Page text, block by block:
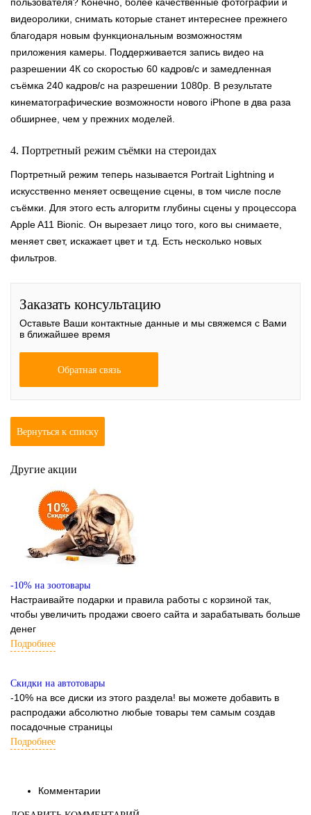
видеоролики, снимать которые станет интереснее прежнего
благодаря новым функциональным возможностям
приложения камеры. Поддерживается запись видео на
разрешении 4К со скоростью 60 кадров/с и замедленная
съёмка 240 кадров/с на разрешении 1080p. В результате
кинематографические возможности нового iPhone в два раза
обширнее, чем у прежних моделей.
4. Портретный режим съёмки на стероидах
Портретный режим теперь называется Portrait Lightning и
искусственно меняет освещение сцены, в том числе после
съёмки. Для этого есть алгоритм глубины сцены у процессора
Apple A11 Bionic. Он вырезает лицо того, кого вы снимаете,
меняет свет, искажает цвет и т.д. Есть несколько новых
фильтров.
Заказать консультацию
Оставьте Ваши контактные данные и мы свяжемся с Вами
в ближайшее время
Обратная связь
Вернуться к списку
Другие акции
-10% на зоотовары
Настраивайте подарки и правила работы с корзиной так,
чтобы увеличить продажи своего сайта и зарабатывать больше
денег
Подробнее
Скидки на автотовары
-10% на все диски из этого раздела! вы можете добавить в
распродажи абсолютно любые товары тем самым создав
посадочные страницы
Подробнее
Комментарии